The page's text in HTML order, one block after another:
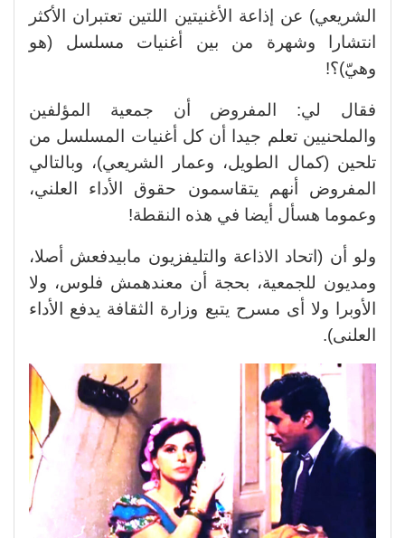
الشريعي) عن إذاعة الأغنيتين اللتين تعتبران الأكثر
انتشارا وشهرة من بين أغنيات مسلسل (هو
وهيّ)؟!
فقال لي: المفروض أن جمعية المؤلفين
والملحنيين تعلم جيدا أن كل أغنيات المسلسل من
تلحين (كمال الطويل، وعمار الشريعي)، وبالتالي
المفروض أنهم يتقاسمون حقوق الأداء العلني،
وعموما هسأل أيضا في هذه النقطة!
ولو أن (اتحاد الاذاعة والتليفزيون مابيدفعش أصلا،
ومديون للجمعية، بحجة أن معندهمش فلوس، ولا
الأوبرا ولا أى مسرح يتبع وزارة الثقافة يدفع الأداء
العلنى).